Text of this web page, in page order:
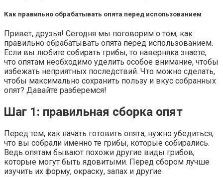
Как правильно обрабатывать опята перед использованием
Привет, друзья! Сегодня мы поговорим о том, как
правильно обрабатывать опята перед использованием.
Если вы любите собирать грибы, то наверняка знаете,
что опятам необходимо уделить особое внимание, чтобы
избежать неприятных последствий. Что можно сделать,
чтобы максимально сохранить пользу и вкус собранных
опят? Давайте разберемся!
Шаг 1: правильная сборка опят
Перед тем, как начать готовить опята, нужно убедиться,
что вы собрали именно те грибы, которые собирались.
Ведь опятам бывают похожи другие виды грибов,
которые могут быть ядовитыми. Перед сбором лучше
изучить их форму, окраску, запах и другие